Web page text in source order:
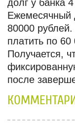
долг у банка
Ежемесячный
80000
платить по 60
Получается,
после